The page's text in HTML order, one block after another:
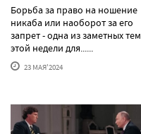
Борьба за право на ношение
никаба или наоборот за его
запрет - одна из заметных тем
этой недели для......
23 МАЯ'2024